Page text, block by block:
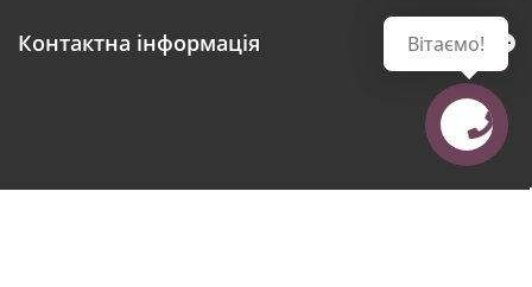
Контактна інформація Вітаємо!